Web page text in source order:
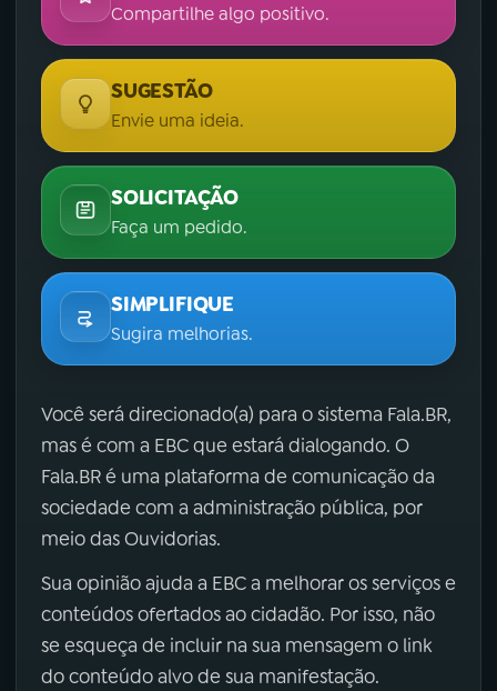
Compartilhe algo positivo.
SUGESTÃO
Envie uma ideia.
SOLICITAÇÃO
Faça um pedido.
SIMPLIFIQUE
Sugira melhorias.
Você será direcionado(a) para o sistema Fala.BR,
mas é com a EBC que estará dialogando. O
Fala.BR é uma plataforma de comunicação da
sociedade com a administração pública, por
meio das Ouvidorias.
Sua opinião ajuda a EBC a melhorar os serviços e
conteúdos ofertados ao cidadão. Por isso, não
se esqueça de incluir na sua mensagem o link
do conteúdo alvo de sua manifestação.